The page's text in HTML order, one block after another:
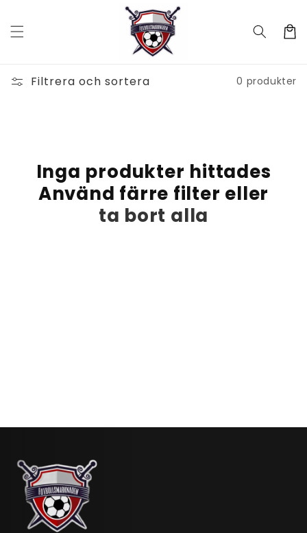
till
innehåll
Filtrera och sortera 0 produkter
Inga produkter hittades
Använd färre filter eller
ta bort alla